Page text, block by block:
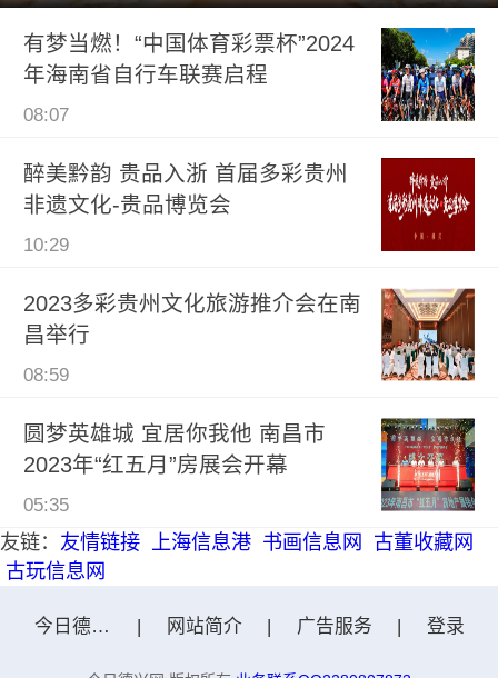
有梦当燃！“中国体育彩票杯”2024
年海南省自行车联赛启程
08:07
醉美黔韵 贵品入浙 首届多彩贵州
非遗文化-贵品博览会
10:29
2023多彩贵州文化旅游推介会在南
昌举行
08:59
圆梦英雄城 宜居你我他 南昌市
2023年“红五月”房展会开幕
05:35
友链： 友情链接 上海信息港 书画信息网
古董收藏网
古玩信息网
今日德兴网 | 网站简介 | 广告服务 | 登录